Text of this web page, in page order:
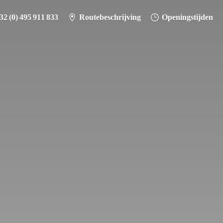
(0) 495 911 833 Routebeschrijving Openingstijden